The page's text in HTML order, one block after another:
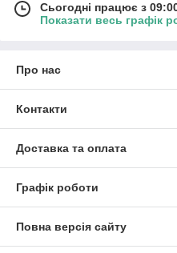
Сьогодні працює з
Показати весь графік
Про нас
Контакти
Доставка та оплата
Графік роботи
Повна версія сайту